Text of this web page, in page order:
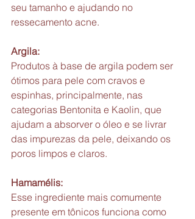
seu tamanho e ajudando no
ressecamento acne.
Argila:
Produtos à base de argila podem ser
ótimos para pele com cravos e
espinhas, principalmente, nas
categorias Bentonita e Kaolin, que
ajudam a absorver o óleo e se livrar
das impurezas da pele, deixando os
poros limpos e claros.
Hamamélis:
Esse ingrediente mais comumente
presente em tônicos funciona como